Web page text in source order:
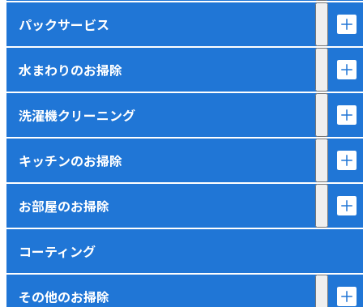
パックサービス
水まわりのお掃除
洗濯機クリーニング
キッチンのお掃除
お部屋のお掃除
コーティング
その他のお掃除